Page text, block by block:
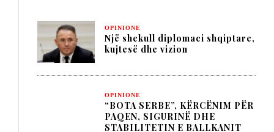
OPINIONE
Një shekull diplomaci shqiptare,
kujtesë dhe vizion
OPINIONE
“BOTA SERBE”, KËRCËNIM PËR
PAQEN, SIGURINË DHE
STABILITETIN E BALLKANIT